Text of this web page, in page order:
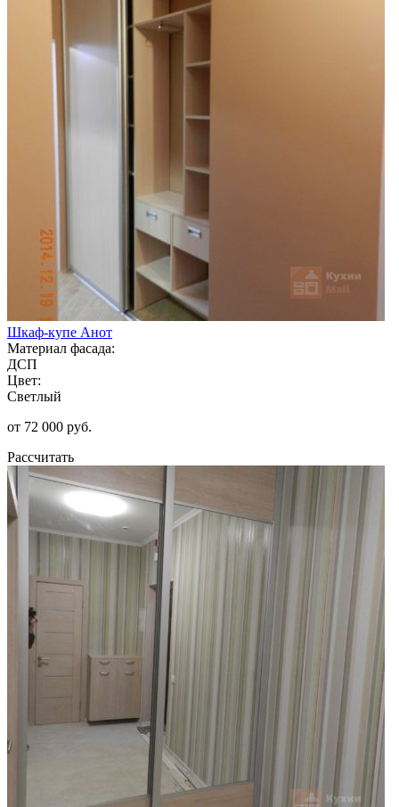
Шкаф-купе Анот
Материал фасада:
ДСП
Цвет:
Светлый
от 72 000 руб.
Рассчитать